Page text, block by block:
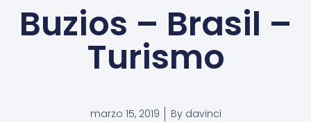
Buzios – Brasil –
Turismo
marzo 15, 2019 Bydavinci